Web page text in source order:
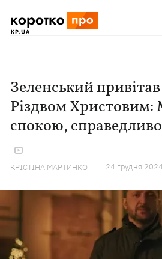
Зеленський
Різдвом
спокою,
КРІСТІНА МАРТИНКО 24 грудня